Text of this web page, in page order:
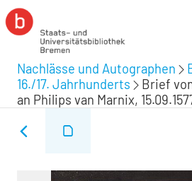
Nachlässe und Autographen
16./17. Jahrhunderts
Brief
an Philips van Marnix,